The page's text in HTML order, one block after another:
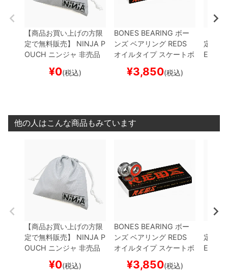
【商品お買い上げの方限
定で無料販売】
NINJA P
OUCH ニンジャ 非売品
スケボー¥0(税込)
BONES BEARING ボー
ンズ ベアリング REDS
オイルタイプスケートボ
¥3,850(税込)
定で無
E
他の人はこんな商品もみています
【商品お買い上げの方限
定で無料販売】
NINJA P
OUCH ニンジャ 非売品
スケートボード
スケボー¥0(税込)
BONES BEARING ボー
ンズ ベアリング REDS
オイルタイプスケートボ
ード スケボー
¥3,850(税込)
定で無
E